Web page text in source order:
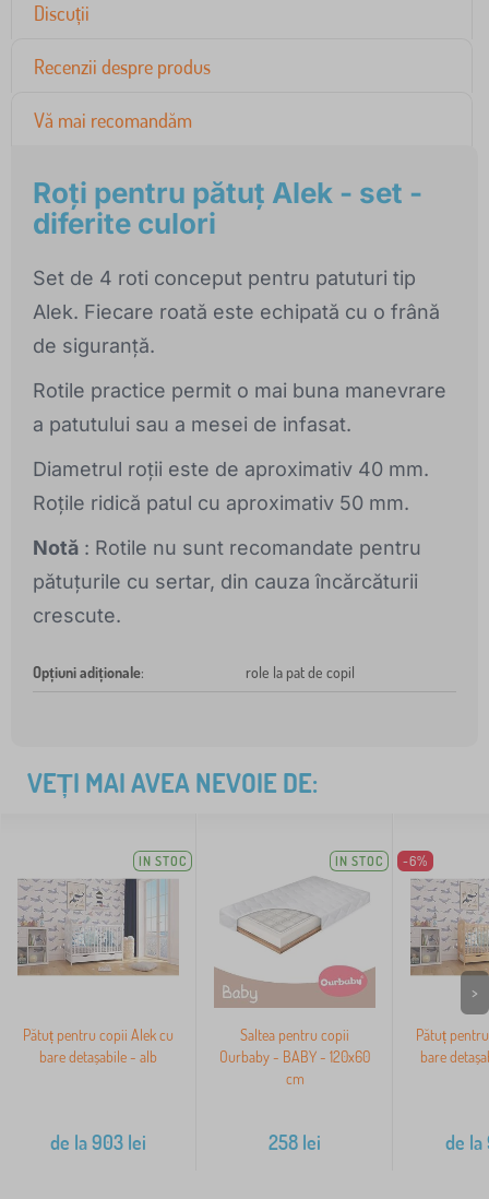
Discuții
Recenzii despre produs
Vă mai recomandăm
Roți pentru pătuț Alek - set -
diferite culori
Set de 4 roti conceput pentru patuturi tip
Alek. Fiecare roată este echipată cu o frână
de siguranță.
Rotile practice permit o mai buna manevrare
a patutului sau a mesei de infasat.
Diametrul roții este de aproximativ 40 mm.
Roțile ridică patul cu aproximativ 50 mm.
Notă : Rotile nu sunt recomandate pentru
pătuțurile cu sertar, din cauza încărcăturii
crescute.
Opțiuni adiționale: role la pat de copil
VEȚI MAI AVEA NEVOIE DE:
IN STOC
Pătuț pentru copii Alek cu
bare detașabile - alb
de la903 lei
IN STOC
Saltea pentru copii
Ourbaby - BABY - 120x60
cm
258 lei
-6%
Pătuț
bare
de la
>